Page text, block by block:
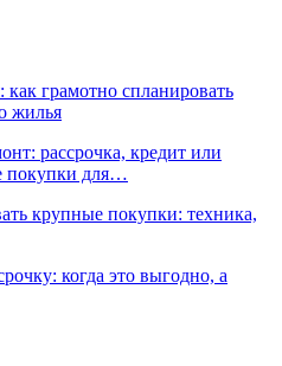
грамотно спланировать
жилья
рассрочка, кредит или
покупки для…
крупные покупки: техника,
когда это выгодно, а